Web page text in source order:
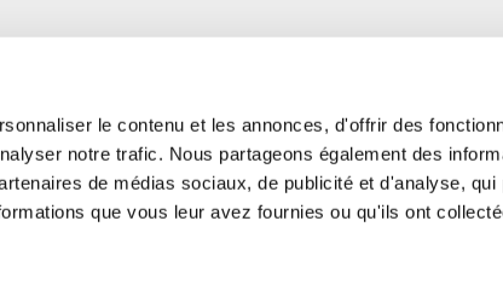
le contenu et les annonces, d'offrir des
notre trafic. Nous partageons également des
de médias sociaux, de publicité et d'analyse, qui
que vous leur avez fournies ou qu'ils ont
Dorfstraße 94 15827 Blankenfelde-Mahlow (Germania) - P.IVA